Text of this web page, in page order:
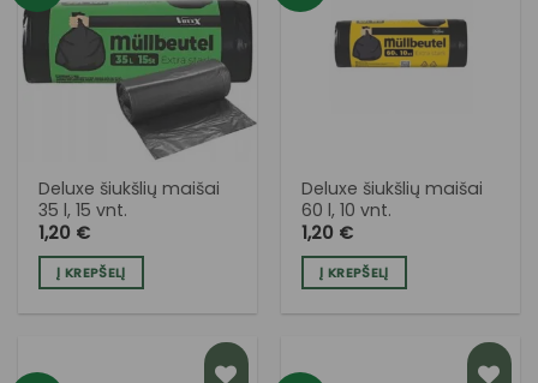
PRIDĖTI
Į NORŲ
SĄRAŠĄ
Deluxe šiukšlių maišai
35 l, 15 vnt.
1,20 €
Į KREPŠELĮ
PRIDĖTI
Į NORŲ
SĄRAŠĄ
Deluxe šiukšlių maišai
60 l, 10 vnt.
1,20 €
Į KREPŠELĮ